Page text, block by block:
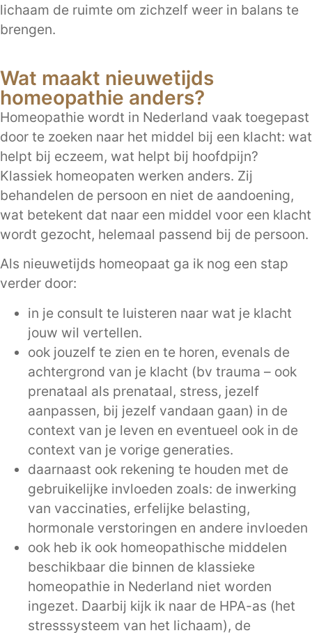
lichaam de ruimte om zichzelf weer in balans te
brengen.
Wat maakt nieuwetijds
homeopathie anders?
Homeopathie wordt in Nederland vaak toegepast
door te zoeken naar het middel bij een klacht: wat
helpt bij eczeem, wat helpt bij hoofdpijn?
Klassiek homeopaten werken anders. Zij
behandelen de persoon en niet de aandoening,
wat betekent dat naar een middel voor een klacht
wordt gezocht, helemaal passend bij de persoon.
Als nieuwetijds homeopaat ga ik nog een stap
verder door:
in je consult te luisteren naar wat je klacht
jouw wil vertellen.
ook jouzelf te zien en te horen, evenals de
achtergrond van je klacht (bv trauma – ook
prenataal als prenataal, stress, jezelf
aanpassen, bij jezelf vandaan gaan) in de
context van je leven en eventueel ook in de
context van je vorige generaties.
daarnaast ook rekening te houden met de
gebruikelijke invloeden zoals: de inwerking
van vaccinaties, erfelijke belasting,
hormonale verstoringen en andere invloeden
ook heb ik ook homeopathische middelen
beschikbaar die binnen de klassieke
homeopathie in Nederland niet worden
ingezet. Daarbij kijk ik naar de HPA-as (het
stresssysteem van het lichaam), de